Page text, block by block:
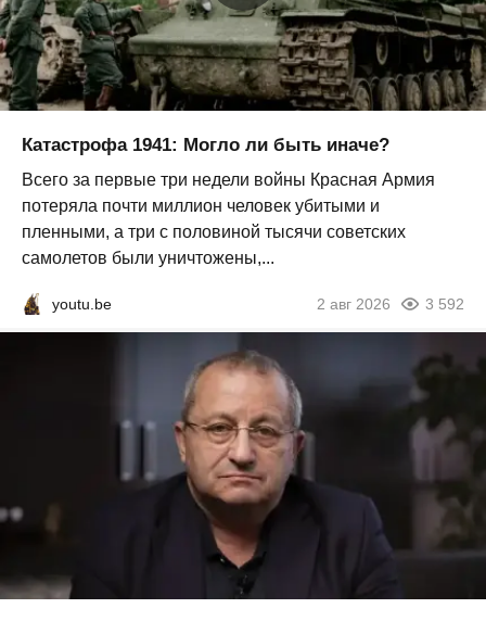
Катастрофа 1941: Могло ли быть иначе?
Всего за первые три недели войны Красная Армия
потеряла почти миллион человек убитыми и
пленными, а три с половиной тысячи советских
самолетов были уничтожены,...
youtu.be 2 авг 2026 3 592